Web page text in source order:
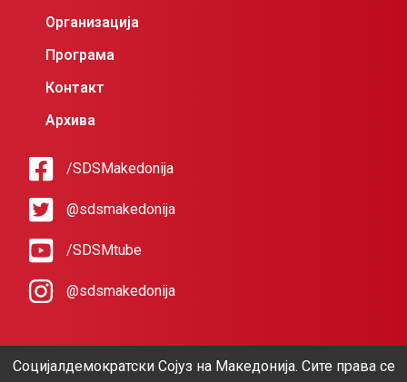
Организација
Програма
Контакт
Архива
/SDSMakedonija
@sdsmakedonija
/SDSMtube
@sdsmakedonija
Социјалдемократски Сојуз на Македонија. Сите права се